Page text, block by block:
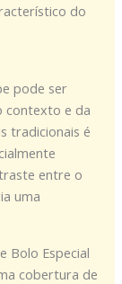
do
pode ser
contexto e da
tradicionais é
entre o
uma
Bolo Especial
cobertura de